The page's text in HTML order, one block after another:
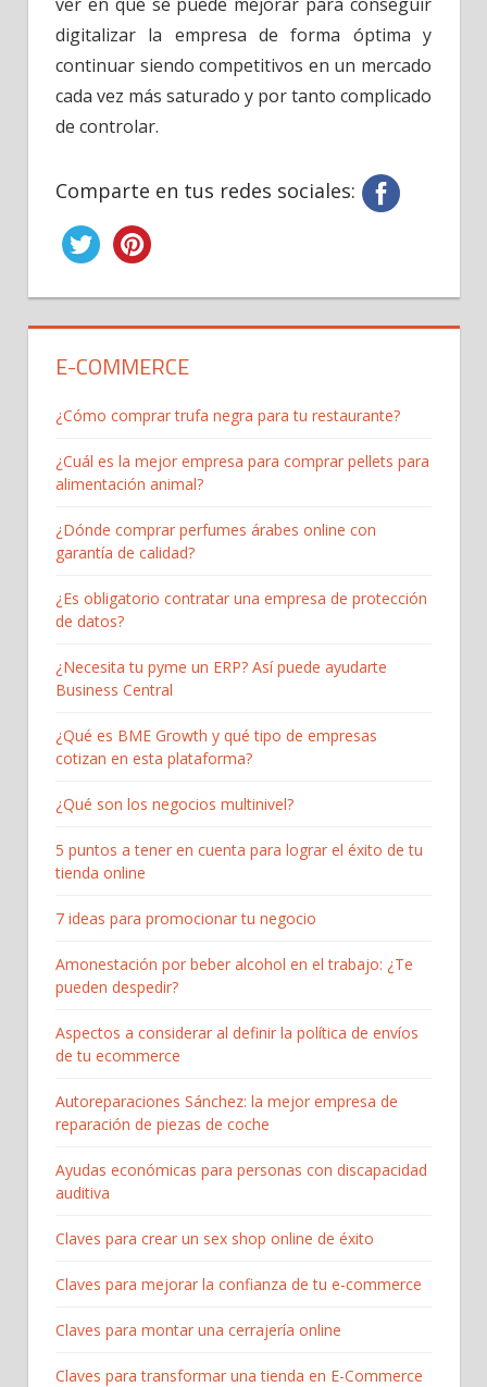
digitalizar la empresa de forma óptima y
continuar siendo competitivos en un mercado
cada vez más saturado y por tanto complicado
de controlar.
Comparte en tus redes sociales:
E-COMMERCE
¿Cómo comprar trufa negra para tu restaurante?
¿Cuál es la mejor empresa para comprar pellets para
alimentación animal?
¿Dónde comprar perfumes árabes online con
garantía de calidad?
¿Es obligatorio contratar una empresa de protección
de datos?
¿Necesita tu pyme un ERP? Así puede ayudarte
Business Central
¿Qué es BME Growth y qué tipo de empresas
cotizan en esta plataforma?
¿Qué son los negocios multinivel?
5 puntos a tener en cuenta para lograr el éxito de tu
tienda online
7 ideas para promocionar tu negocio
Amonestación por beber alcohol en el trabajo: ¿Te
pueden despedir?
Aspectos a considerar al definir la política de envíos
de tu ecommerce
Autoreparaciones Sánchez: la mejor empresa de
reparación de piezas de coche
Ayudas económicas para personas con discapacidad
auditiva
Claves para crear un sex shop online de éxito
Claves para mejorar la confianza de tu e-commerce
Claves para montar una cerrajería online
Claves para transformar una tienda en E-Commerce